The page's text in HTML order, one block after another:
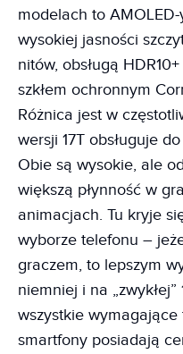
modelach to
wysokiej jasności
nitów, obsługą
szkłem ochronnym
Różnica jest w
wersji 17T obsługuje
Obie są wysokie, ale
większą płynność w
animacjach. Tu kryje
wyborze telefonu –
graczem, to lepszym
niemniej i na
wszystkie wymagające
smartfony posiadają